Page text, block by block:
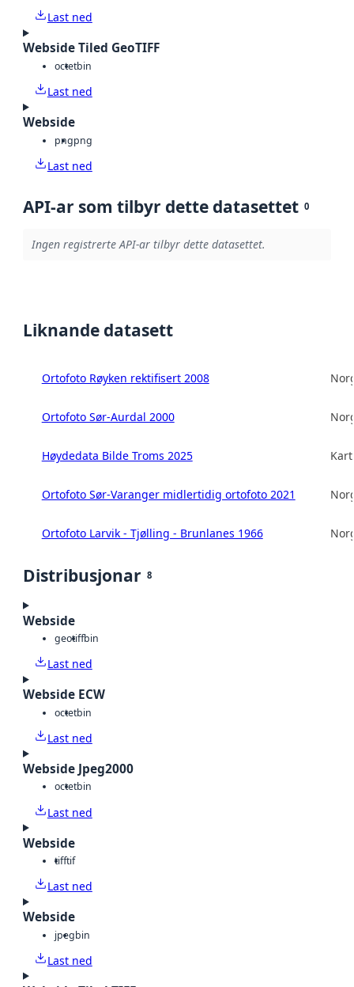
Last ned
Webside Tiled GeoTIFF
octetbin
Last ned
Webside
pngpng
Last ned
API-ar som tilbyr dette datasettet 0
Ingen registrerte API-ar tilbyr dette datasettet.
Liknande datasett
Ortofoto Røyken rektifisert 2008
Ortofoto Sør-Aurdal 2000
Høydedata Bilde Troms 2025
Ortofoto Sør-Varanger midlertidig ortofoto 2021
Ortofoto Larvik - Tjølling - Brunlanes 1966
Distribusjonar 8
Webside
geotiffbin
Last ned
Webside ECW
octetbin
Last ned
Webside Jpeg2000
octetbin
Last ned
Webside
tifftif
Last ned
Webside
jpegbin
Last ned